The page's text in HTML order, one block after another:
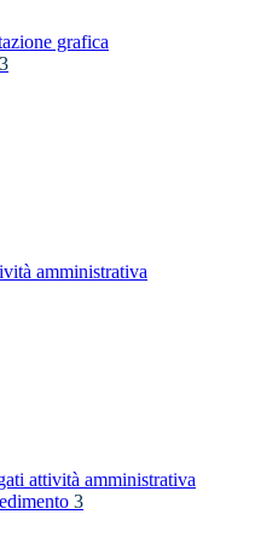
grafica
3
amministrativa
attività amministrativa
3